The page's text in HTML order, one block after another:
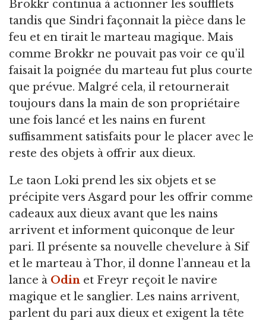
Brokkr continua à actionner les soufflets
tandis que Sindri façonnait la pièce dans le
feu et en tirait le marteau magique. Mais
comme Brokkr ne pouvait pas voir ce qu’il
faisait la poignée du marteau fut plus courte
que prévue. Malgré cela, il retournerait
toujours dans la main de son propriétaire
une fois lancé et les nains en furent
suffisamment satisfaits pour le placer avec le
reste des objets à offrir aux dieux.
Le taon Loki prend les six objets et se
précipite vers Asgard pour les offrir comme
cadeaux aux dieux avant que les nains
arrivent et informent quiconque de leur
pari. Il présente sa nouvelle chevelure à Sif
et le marteau à Thor, il donne l’anneau et la
lance à Odin et Freyr reçoit le navire
magique et le sanglier. Les nains arrivent,
parlent du pari aux dieux et exigent la tête